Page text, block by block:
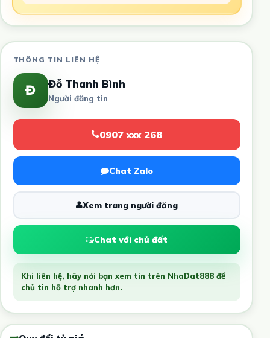
THÔNG TIN LIÊN HỆ
Đ Đỗ Thanh Bình
Người đăng tin
0907 xxx 268
Chat Zalo
Xem trang người đăng
Chat với chủ đất
Khi liên hệ, hãy nói bạn xem tin trên NhaDat888 để
chủ tin hỗ trợ nhanh hơn.